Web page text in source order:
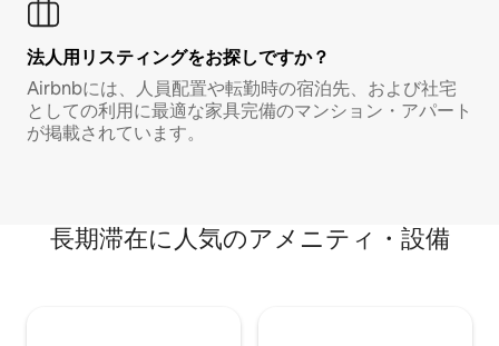
法人用リスティングをお探しですか？
Airbnbには、人員配置や転勤時の宿泊先、および社宅
としての利用に最適な家具完備のマンション・アパート
が掲載されています。
長期滞在に人気のアメニティ・設備